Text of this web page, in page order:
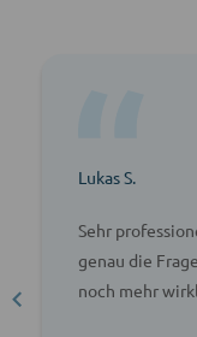
Lukas S.
Sehr
genau die
noch mehr